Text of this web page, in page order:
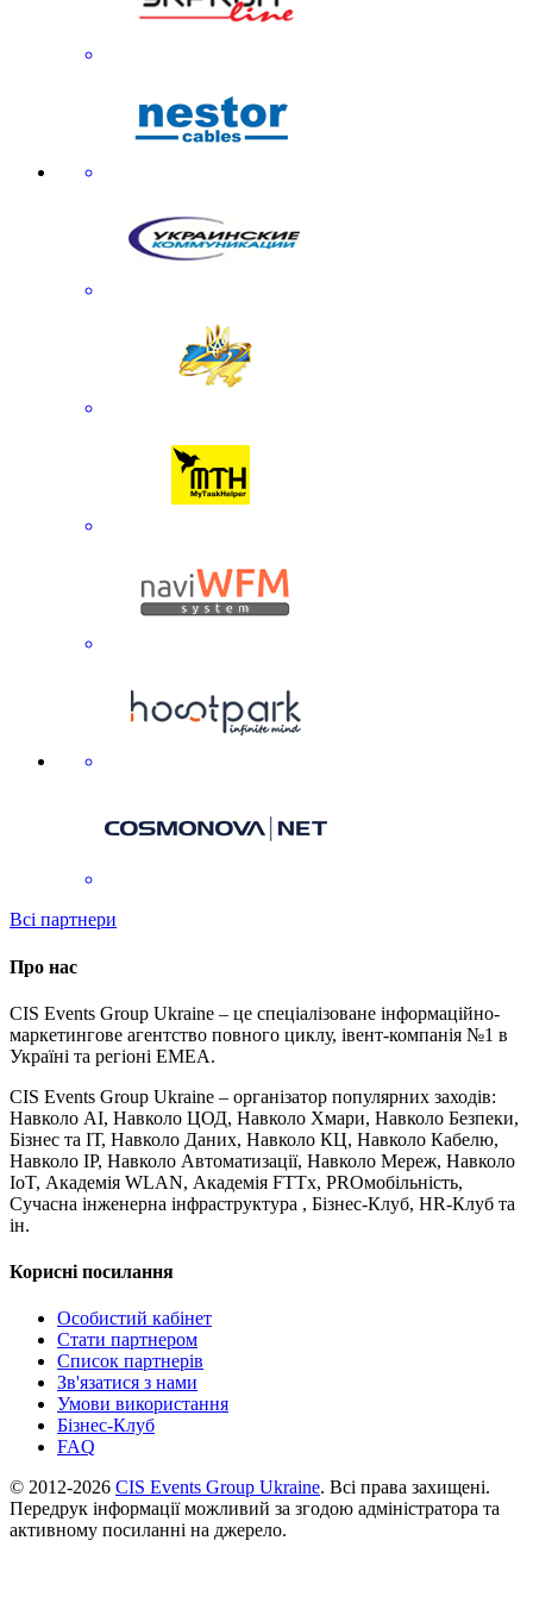
Всі партнери
Про нас
CIS Events Group Ukraine – це спеціалізоване інформаційно-
маркетингове агентство повного циклу, івент-компанія №1 в
Україні та регіоні EMEA.
CIS Events Group Ukraine – організатор популярних заходів:
Навколо AI, Навколо ЦОД, Навколо Хмари, Навколо Безпеки,
Бізнес та ІТ, Навколо Даних, Навколо КЦ, Навколо Кабелю,
Навколо IP, Навколо Автоматизації, Навколо Мереж, Навколо
IoT, Академія WLAN, Академія FTTx, PROмобільність,
Сучасна інженерна інфраструктура , Бізнес-Клуб, HR-Клуб та
ін.
Корисні посилання
Особистий кабінет
Стати партнером
Список партнерів
Зв'язатися з нами
Умови використання
Бізнес-Клуб
FAQ
© 2012-2026 CIS Events Group Ukraine. Всі права захищені.
Передрук інформації можливий за згодою адміністратора та
активному посиланні на джерело.